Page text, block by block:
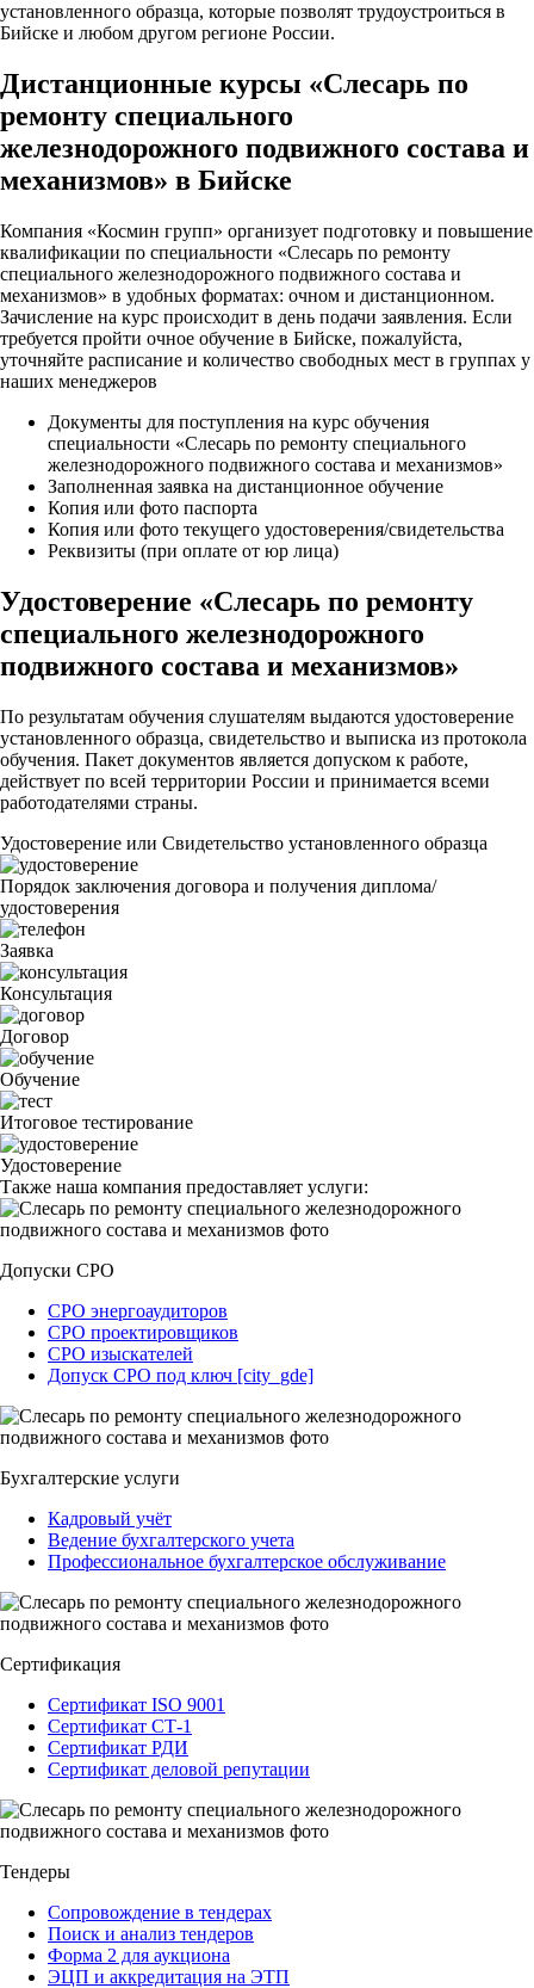
установленного образца, которые позволят трудоустроиться в
Бийске и любом другом регионе России.
Дистанционные курсы «Слесарь по
ремонту специального
железнодорожного подвижного состава и
механизмов» в Бийске
Компания «Космин групп» организует подготовку и повышение
квалификации по специальности «Слесарь по ремонту
специального железнодорожного подвижного состава и
механизмов» в удобных форматах: очном и дистанционном.
Зачисление на курс происходит в день подачи заявления. Если
требуется пройти очное обучение в Бийске, пожалуйста,
уточняйте расписание и количество свободных мест в группах у
наших менеджеров
Документы для поступления на курс обучения
специальности «Слесарь по ремонту специального
железнодорожного подвижного состава и механизмов»
Заполненная заявка на дистанционное обучение
Копия или фото паспорта
Копия или фото текущего удостоверения/свидетельства
Реквизиты (при оплате от юр лица)
Удостоверение «Слесарь по ремонту
специального железнодорожного
подвижного состава и механизмов»
По результатам обучения слушателям выдаются удостоверение
установленного образца, свидетельство и выписка из протокола
обучения. Пакет документов является допуском к работе,
действует по всей территории России и принимается всеми
работодателями страны.
Удостоверение или Свидетельство установленного образца
Порядок заключения договора и получения диплома/
удостоверения
Заявка
Консультация
Договор
Обучение
Итоговое тестирование
Удостоверение
Также наша компания предоставляет услуги:
Допуски СРО
СРО энергоаудиторов
СРО проектировщиков
СРО изыскателей
Допуск СРО под ключ [city_gde]
Бухгалтерские услуги
Кадровый учёт
Ведение бухгалтерского учета
Профессиональное бухгалтерское обслуживание
Сертификация
Сертификат ISO 9001
Сертификат СТ-1
Сертификат РДИ
Сертификат деловой репутации
Тендеры
Сопровождение в тендерах
Поиск и анализ тендеров
Форма 2 для аукциона
ЭЦП и аккредитация на ЭТП